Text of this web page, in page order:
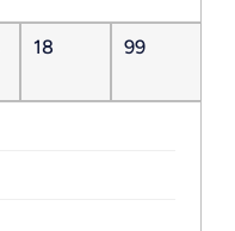
18 99